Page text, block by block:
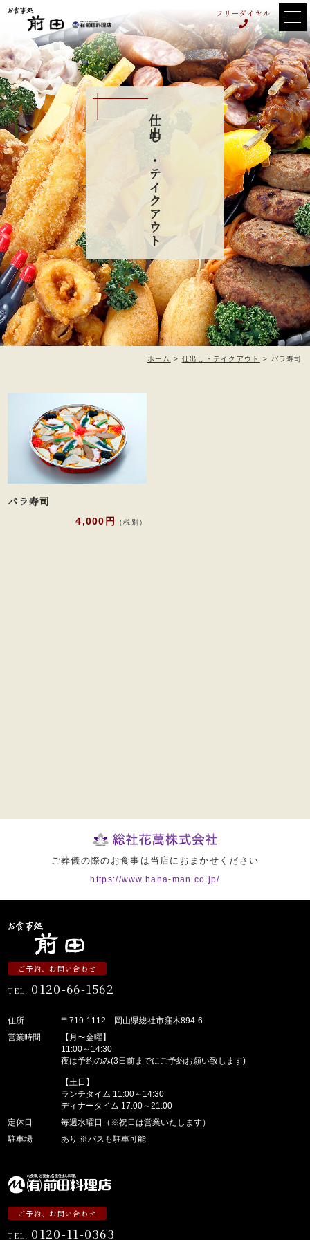
フリーダイヤル
仕出し・テイクアウト
ホーム > 仕出し・テイクアウト > バラ寿司
バラ寿司
4,000円 （税別）
ご葬儀の際のお食事は当店におまかせください
https://www.hana-man.co.jp/
ご予約、お問い合わせ
TEL. 0120-66-1562
住所
〒719-1112 岡山県総社市窪木894-6
営業時間
【月〜金曜】
11:00～14:30
夜は予約のみ(3日前までにご予約お願い致します)
【土日】
ランチタイム 11:00～14:30
ディナータイム 17:00～21:00
定休日
毎週水曜日（※祝日は営業いたします）
駐車場
あり ※バスも駐車可能
ご予約、お問い合わせ
TEL. 0120-11-0363